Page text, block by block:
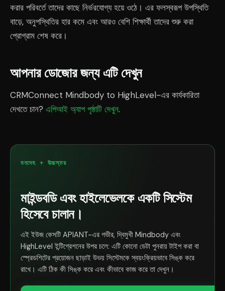
করার পরিবর্তে তাদের কাছে নির্ভরযোগ্য হয়ে ওঠে। এর ফলস্বরূপ উপস্থিতি
বাড়ে, অনুপস্থিতির হার কমে এবং আরও বেশি শিক্ষার্থী তাদের শুরু করা
প্রোগ্রাম শেষ করে।
আপনার ডোজোর জন্য এটি দেখুন
CRMConnect Mindbody to HighLevel-এর কার্যকারিতা
দেখতে চান? এপিআই অ্যাপ পৃষ্ঠাটি দেখুন.
মনদেহ + উচ্চস্তর
মাইন্ডবডি এবং হাইলেভেলকে একটি সিস্টেম
হিসেবে চালান।
এই ইউজ কেসটি APIANT-এর গভীর, দ্বিমুখী Mindbody এবং
HighLevel ইন্টিগ্রেশনের উপর চলে: এটি কোনো ডেটা পুনরায় টাইপ করা বা
স্প্রেডশিটের প্রয়োজন ছাড়াই উভয় সিস্টেমকে স্বয়ংক্রিয়ভাবে সিঙ্ক করে
রাখে। এটি ঠিক কী সিঙ্ক করে এবং কীভাবে কাজ করে তা দেখুন।